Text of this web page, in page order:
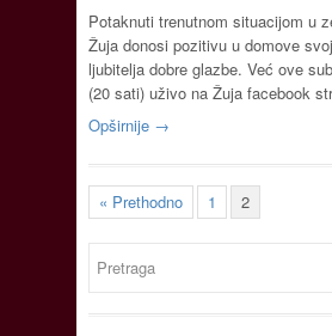
Potaknuti trenutnom situacijom u
Žuja donosi pozitivu u domove
ljubitelja dobre glazbe. Već ove
(20 sati) uživo na Žuja facebook
Opširnije →
« Prethodno 1 2